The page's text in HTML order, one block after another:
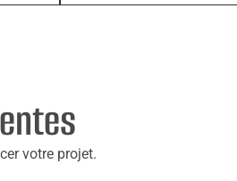
votre projet.